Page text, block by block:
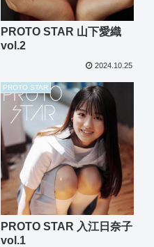
PROTO STAR 山下愛織
vol.2
2024.10.25
PROTO STAR
PROTO STAR 入江日奈子
vol.1